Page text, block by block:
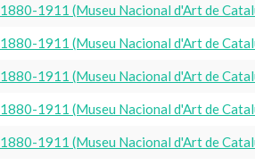
1911 (Museu Nacional d'Art de
1911 (Museu Nacional d'Art de
1911 (Museu Nacional d'Art de
1911 (Museu Nacional d'Art de
1911 (Museu Nacional d'Art de